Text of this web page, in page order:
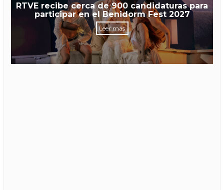
RTVE recibe cerca de 900 candidaturas para
participar en el Benidorm Fest 2027
Leer más